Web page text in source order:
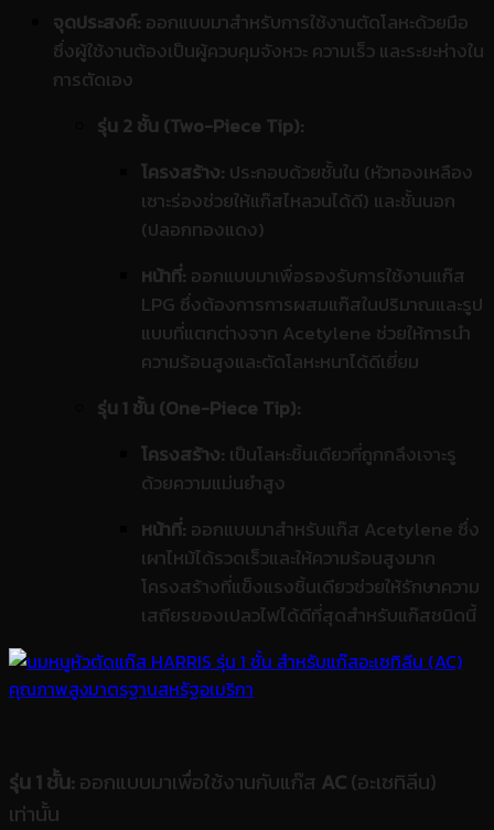
จุดประสงค์: ออกแบบมาสำหรับการใช้งานตัดโลหะด้วยมือ
ซึ่งผู้ใช้งานต้องเป็นผู้ควบคุมจังหวะ ความเร็ว และระยะห่างใน
การตัดเอง
รุ่น 2 ชั้น (Two-Piece Tip):
โครงสร้าง: ประกอบด้วยชั้นใน (หัวทองเหลือง
เซาะร่องช่วยให้แก๊สไหลวนได้ดี) และชั้นนอก
(ปลอกทองแดง)
หน้าที่: ออกแบบมาเพื่อรองรับการใช้งานแก๊ส
LPG ซึ่งต้องการการผสมแก๊สในปริมาณและรูป
แบบที่แตกต่างจาก Acetylene ช่วยให้การนำ
ความร้อนสูงและตัดโลหะหนาได้ดีเยี่ยม
รุ่น 1 ชั้น (One-Piece Tip):
โครงสร้าง: เป็นโลหะชิ้นเดียวที่ถูกกลึงเจาะรู
ด้วยความแม่นยำสูง
หน้าที่: ออกแบบมาสำหรับแก๊ส Acetylene ซึ่ง
เผาไหม้ได้รวดเร็วและให้ความร้อนสูงมาก
โครงสร้างที่แข็งแรงชิ้นเดียวช่วยให้รักษาความ
เสถียรของเปลวไฟได้ดีที่สุดสำหรับแก๊สชนิดนี้
รุ่น 1 ชั้น: ออกแบบมาเพื่อใช้งานกับแก๊ส AC(อะเซทิลีน)
เท่านั้น